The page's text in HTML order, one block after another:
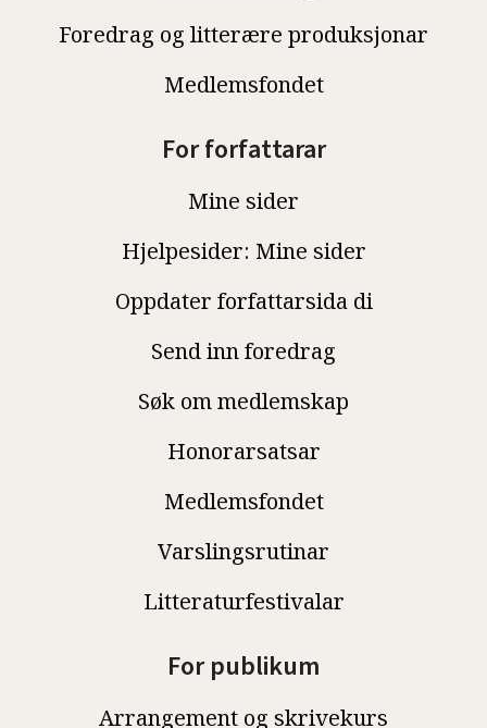
Foredrag og litterære produksjonar
Medlemsfondet
For forfattarar
Mine sider
Hjelpesider: Mine sider
Oppdater forfattarsida di
Send inn foredrag
Søk om medlemskap
Honorarsatsar
Medlemsfondet
Varslingsrutinar
Litteraturfestivalar
For publikum
Arrangement og skrivekurs